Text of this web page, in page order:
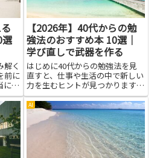
解く
前に
に役
場で
にな
す。
やデ
書
【2026年】40代からの勉
強法のおすすめ本 10選｜
学び直しで武器を作る
はじめに40代からの勉強法を見
直すと、仕事や生活の中で新しい
力を生むヒントが見つかります。
小さな習慣から始めれば無理なく
続けられ、時間の使い方が上手く
なるでしょう。過去の経験を糧
に、未知の分野にも挑戦しやすく
なり、自信がつきます。学ぶこと
AI